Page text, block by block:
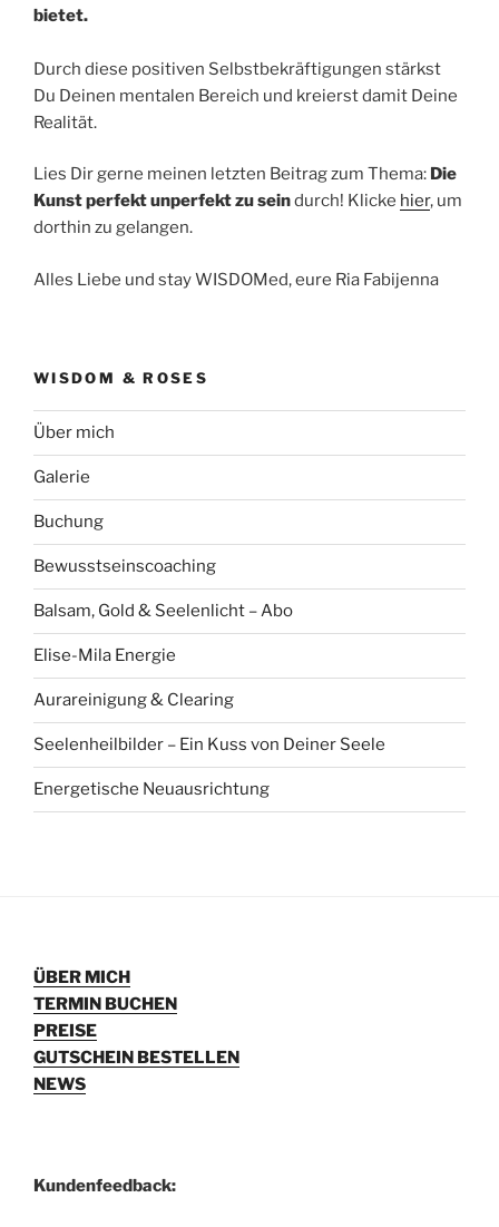
bietet.
Durch diese positiven Selbstbekräftigungen stärkst
Du Deinen mentalen Bereich und kreierst damit Deine
Realität.
Lies Dir gerne meinen letzten Beitrag zum Thema: Die
Kunst perfekt unperfekt zu seindurch! Klicke hier, um
dorthin zu gelangen.
Alles Liebe und stay WISDOMed, eure Ria Fabijenna
WISDOM & ROSES
Über mich
Galerie
Buchung
Bewusstseinscoaching
Balsam, Gold & Seelenlicht – Abo
Elise-Mila Energie
Aurareinigung & Clearing
Seelenheilbilder – Ein Kuss von Deiner Seele
Energetische Neuausrichtung
ÜBER MICH
TERMIN BUCHEN
PREISE
GUTSCHEIN BESTELLEN
NEWS
Kundenfeedback: